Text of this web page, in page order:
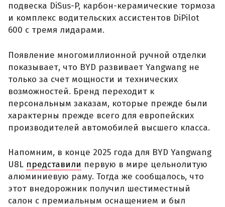
подвеска DiSus-P, карбон-керамические тормоза
и комплекс водительских ассистентов DiPilot
600 с тремя лидарами.
Появление многомиллионной ручной отделки
показывает, что BYD развивает Yangwang не
только за счет мощности и технических
возможностей. Бренд переходит к
персональным заказам, которые прежде были
характерны прежде всего для европейских
производителей автомобилей высшего класса.
Напомним, в конце 2025 года для BYD Yangwang
U8L представили первую в мире цельнолитую
алюминиевую раму. Тогда же сообщалось, что
этот внедорожник получил шестиместный
салон с премиальным оснащением и был